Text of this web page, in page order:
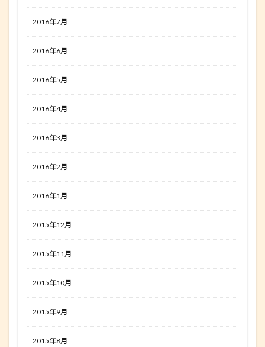
2016年7月
2016年6月
2016年5月
2016年4月
2016年3月
2016年2月
2016年1月
2015年12月
2015年11月
2015年10月
2015年9月
2015年8月